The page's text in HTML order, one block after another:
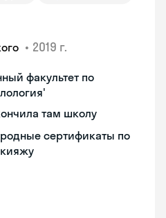
• 2019 г.
факультет по
там школу
сертификаты по